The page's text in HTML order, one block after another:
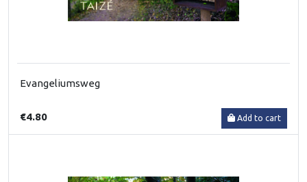
Evangeliumsweg
€4.80 Add to cart